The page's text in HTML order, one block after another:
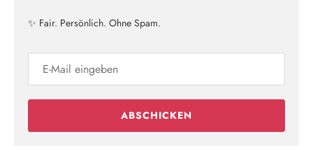
✨ Fair. Persönlich. Ohne Spam.
ABSCHICKEN